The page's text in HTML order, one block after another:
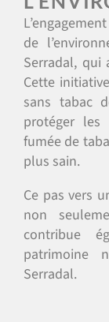
de
Serradal, qui
Cette
sans tabac
protéger
fumée de
plus sain.
Ce pas vers
non
contribue
patrimoine
Serradal.